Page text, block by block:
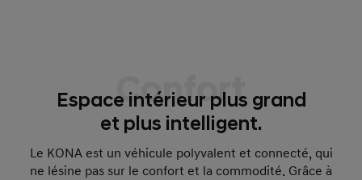
Confort
Espace intérieur plus grand
et plus intelligent.
Le KONA est un véhicule polyvalent et connecté, qui
ne lésine pas sur le confort et la commodité. Grâce à